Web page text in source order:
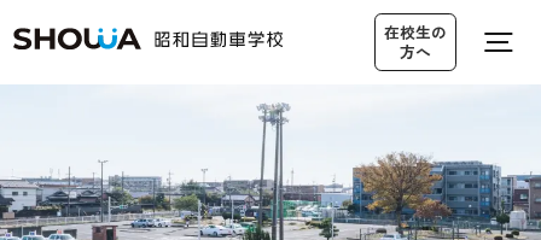
無料送迎バス アクセス 営業カレンダー
在校生の
方へ